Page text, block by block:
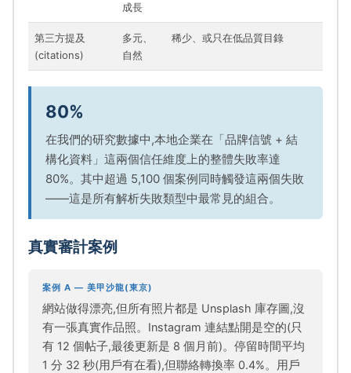
成長
第三方提及
(citations)
多元、
自然
稀少、或只在低品質目錄
80%
在我們的研究數據中,本地企業在「品牌信號 + 結
構化資料」這兩個信任維度上的整體失敗率達
80%。其中超過 5,100 個案例同時觸發這兩個失敗
——這是所有解析失敗類型中最常見的組合。
真實審計案例
案例 A — 美甲沙龍(東京)
網站做得漂亮,但所有照片都是 Unsplash 庫存圖,沒
有一張真實作品照。Instagram 連結點開是空的(只
有 12 個帖子,最後更新是 8 個月前)。停留時間平均
1 分 32 秒(用戶有在看),但聯絡轉換率 0.4%。用戶